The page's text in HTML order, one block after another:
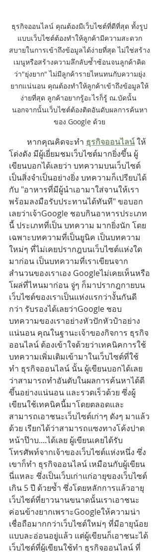
ธุรกิจออนไลน์ คุณต้องมีเว็บไซต์ที่ดีที่สุด ทั้งรูป
แบบเว็บไซต์ต้องทำให้ลูกค้ามีความสะดวก
สบายในการเข้าถึงข้อมูลได้ง่ายที่สุด ไม่ใช่สร้าง
เมนูหรือสร้างความลึกลับซ้ำซ้อนจนลูกค้าคิด
ว่า"ยุ่งยาก" ไม่มีลูกค้ารายไหนทนกับความยุ่ง
ยากแน่นอน คุณต้องทำให้ลูกค้าเข้าถึงข้อมูลให้
ง่ายที่สุด ลูกค้าอยากรู้อะไรก็รู้ ณ.บัดนั้น
นอกจากนั้นเว็บไซต์ต้องติดอันดับผลการค้นหา
ของ Google ด้วย
หากคุณคิดจะทำ ธุรกิจออนไลน์ ให้
โด่งดัง มีผู้เยี่ยมชมเว็บไซต์มากยิ่งขึ้น ผู้
เขียนบอกได้เลยว่า บทความบนเว็บไซต์
เป็นสิ่งจำเป็นอย่างยิ่ง บทความก็เปรียบได้
กับ "อาหารที่มีผู้นำเอามาใส่จานให้เรา
พร้อมลงมือรับประทานได้ทันที" ขอบอก
เลยว่าเจ้าGoogle ชอบกินอาหารประเภท
นี้ ประเภทที่เป็น บทความ มากยิ่งนัก โดย
เฉพาะบทความที่เป็นยูนิค เป็นบทความ
ใหม่ๆ ที่ไม่เคยปรากฎบนเว็บไซต์แห่งใด
มาก่อน เป็นบทความที่เราเขียนจาก
สำนวนของเราเอง Googleไม่เคยเห็นหรือ
โผล่ที่ไหนมาก่อน จู่ๆ ก็มาปรากฎกายบน
เว็บไซต์ของเราเป็นแห่งแรกว่างั้นกันดี
กว่า รับรองได้เลยว่าGoogle ชอบ
บทความของเราอย่างหัวปักหัวปำอย่าง
แน่นอน คุณในฐานะเจ้าของกิจการ ธุรกิจ
ออนไลน์ ต้องเข้าใจด้วยว่าเทคนิคการใช้
บทความเพิ่มเติมเข้ามาในเว็บไซต์ที่ใช้
ทำ ธุรกิจออนไลน์ นั้น ผู้เขียนบอกได้เลย
ว่าสามารถทำอันดับในผลการค้นหาได้ดี
ขึ้นอย่างแน่นอน และรวดเร็วด้วย ซึ่งผู้
เขียนใช้เทคนิคนี้มาโดยตลอดและ
สามารถเอาชนะเว็บไซต์เก่าๆ ดังๆ มาแล้ว
ด้วย เรียกได้ว่าสามารถแซงทางโค้งปาด
หน้าป๊าบ....ได้เลย ผู้เขียนเคยได้รับ
โทรศัพท์จากเจ้าของเว็บไซต์แห่งหนึ่ง ซึ่ง
เขาก็ทำ ธุรกิจออนไลน์ เหมือนกับผู้เขียน
นี่แหละ ซึ่งเป็นเว็บเก่าแก่อายุของเว็บไซต์
เกิน 5 ปี ด้วยซ้ำ ซึ่งโดยหลักการแล้วอายุ
เว็บไซต์ที่ยาวนานขนาดนั้นเราเอาชนะ
ค่อนข้างยากเพราะGoogleให้ความน่า
เชื่อถือมากกว่าเว็บไซต์ใหม่ๆ ที่มีอายุน้อย
แบบละอ่อนอยู่แล้ว แต่ผู้เขียนก็เอาชนะได้
เว็บไซต์ที่ผู้เขียนใช้ทำ ธุรกิจออนไลน์ ที่